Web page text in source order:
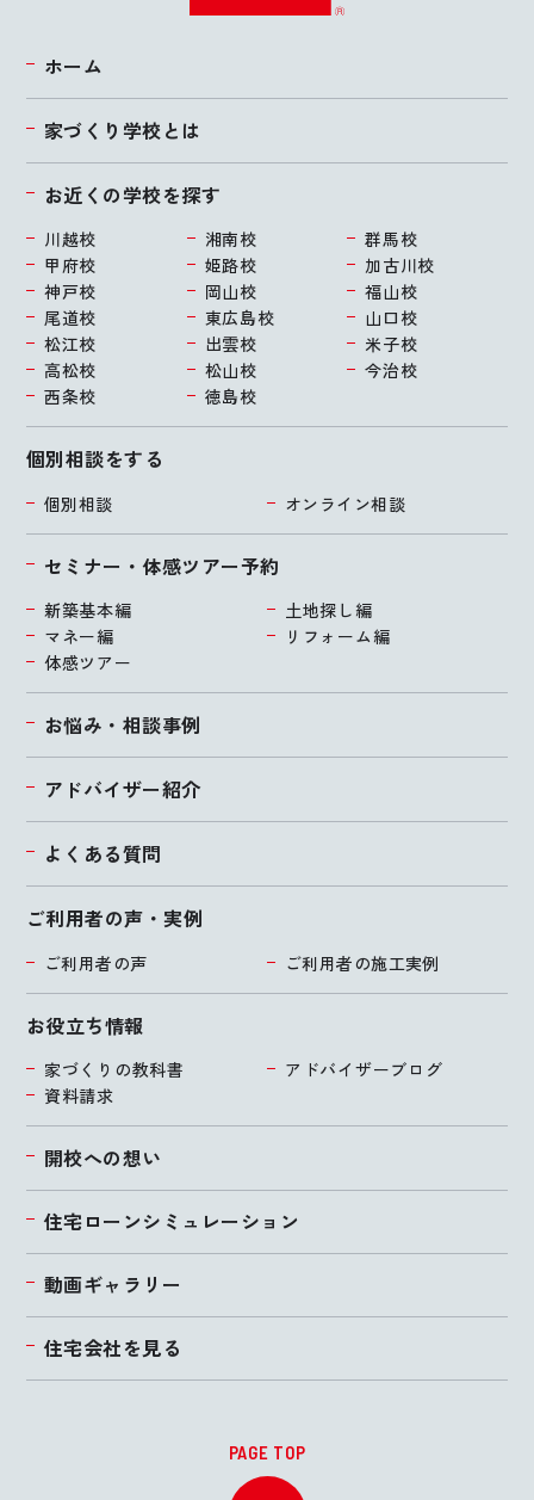
ホーム
家づくり学校とは
お悩み・相談事例
アドバイザー紹介
よくある質問
ご利用者の声・実例
ご利用者の声 ご利用者の施工実例
個別相談をする
個別相談 オンライン相談
セミナー・体感ツアー予約
新築基本編
土地探し編
マネー編
リフォーム編
体感ツアー
お近くの学校を探す
川越校 湘南校
群馬校
甲府校
姫路校
加古川校
神戸校
岡山校
福山校
尾道校
東広島校
山口校
松江校
出雲校
米子校
高松校
松山校
今治校
西条校
徳島校
お役立ち情報
家づくりの教科書
アドバイザーブログ
資料請求
開校への想い
住宅ローンシミュレーション
動画ギャラリー
住宅会社を見る
PAGE TOP